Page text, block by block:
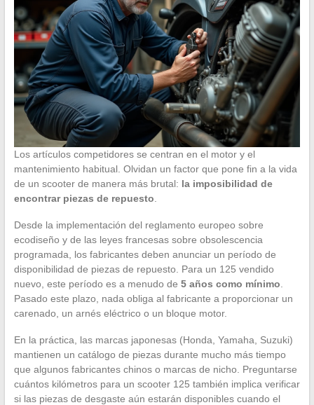
Los artículos competidores se centran en el motor y el
mantenimiento habitual. Olvidan un factor que pone fin a la vida
de un scooter de manera más brutal: la imposibilidad de
encontrar piezas de repuesto
Desde la implementación del reglamento europeo sobre
ecodiseño y de las leyes francesas sobre obsolescencia
programada, los fabricantes deben anunciar un período de
disponibilidad de piezas de repuesto. Para un 125 vendido
nuevo, este período es a menudo de 5 años como mínimo
Pasado este plazo, nada obliga al fabricante a proporcionar un
carenado, un arnés eléctrico o un bloque motor.
En la práctica, las marcas japonesas (Honda, Yamaha, Suzuki)
mantienen un catálogo de piezas durante mucho más tiempo
que algunos fabricantes chinos o marcas de nicho. Preguntarse
cuántos kilómetros para un scooter 125 también implica verificar
si las piezas de desgaste aún estarán disponibles cuando el